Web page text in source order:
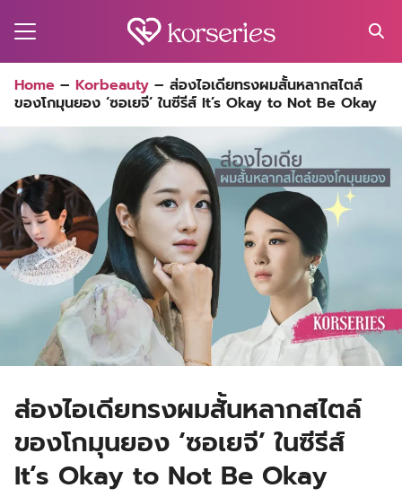
for:
Home – Korbeauty – ส่องไอเดียทรงผมสั้นหลากสไตล์
ของโกมุนยอง ‘ซอเยจี’ ในซีรีส์ It’s Okay to Not Be Okay
ส่องไอเดียทรงผมสั้นหลากสไตล์
ของโกมุนยอง ‘ซอเยจี’ ในซีรีส์
It’s Okay to Not Be Okay